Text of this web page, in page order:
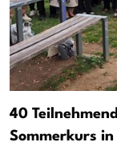
40
Sommerkurs in